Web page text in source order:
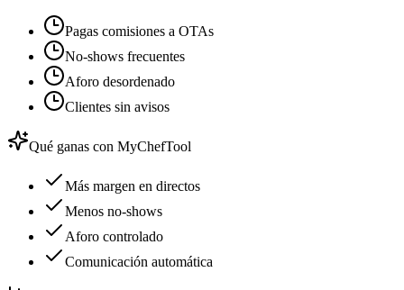
Pagas comisiones a OTAs
No-shows frecuentes
Aforo desordenado
Clientes sin avisos
Qué ganas con MyChefTool
Más margen en directos
Menos no-shows
Aforo controlado
Comunicación automática